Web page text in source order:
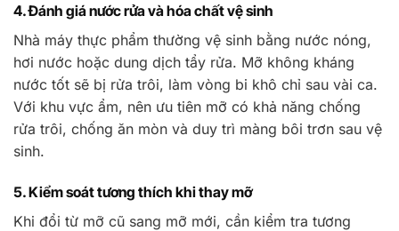
4. Đánh giá nước rửa và hóa chất vệ sinh
Nhà máy thực phẩm thường vệ sinh bằng nước nóng,
hơi nước hoặc dung dịch tẩy rửa. Mỡ không kháng
nước tốt sẽ bị rửa trôi, làm vòng bi khô chỉ sau vài ca.
Với khu vực ẩm, nên ưu tiên mỡ có khả năng chống
rửa trôi, chống ăn mòn và duy trì màng bôi trơn sau vệ
sinh.
5. Kiểm soát tương thích khi thay mỡ
Khi đổi từ mỡ cũ sang mỡ mới, cần kiểm tra tương